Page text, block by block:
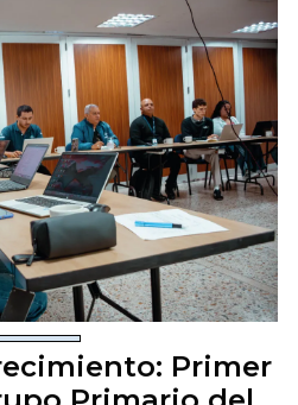
Primer